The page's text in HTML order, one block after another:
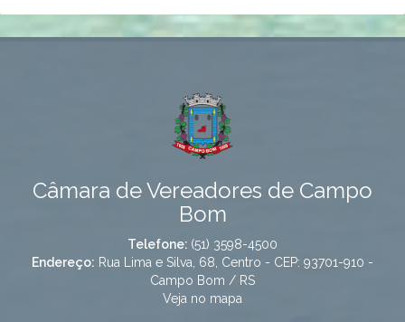
Câmara de Vereadores de Campo
Bom
Telefone: (51) 3598-4500
Endereço: Rua Lima e Silva, 68, Centro - CEP: 93701-910 -
Campo Bom / RS
Veja no mapa